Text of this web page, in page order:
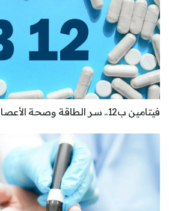
فيتامين ب12.. سر الطاقة وصحة الأعصاب